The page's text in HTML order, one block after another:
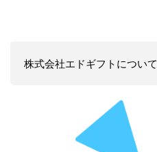
株式会社エドギフトについて